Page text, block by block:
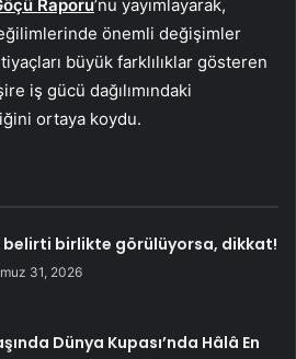
öçü Raporu’nu yayımlayarak,
önemli değişimler
büyük farklılıklar gösteren
iş gücü dağılımındaki
ortaya koydu.
belirti birlikte görülüyorsa, dikkat!
31, 2026
Dünya Kupası’nda Hâlâ En